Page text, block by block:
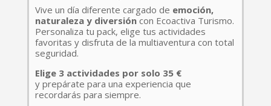
Vive un día diferente cargado de emoción,
naturaleza y diversióncon Ecoactiva Turismo.
Personaliza tu pack, elige tus actividades
favoritas y disfruta de la multiaventura con total
seguridad.
Elige 3 actividades por solo 35 €
y prepárate para una experiencia que
recordarás para siempre.